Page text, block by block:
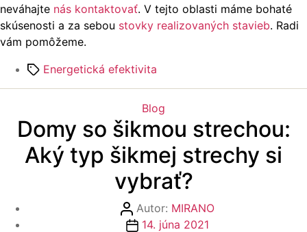
neváhajte nás kontaktovať. V tejto oblasti máme bohaté
skúsenosti a za sebou stovky realizovaných stavieb. Radi
vám pomôžeme.
Značky
Energetická efektivita
Kategórie
Blog
Domy so šikmou strechou:
Aký typ šikmej strechy si
vybrať?
Autor
článku
Autor: MIRANO
Dátum14. júna 2021